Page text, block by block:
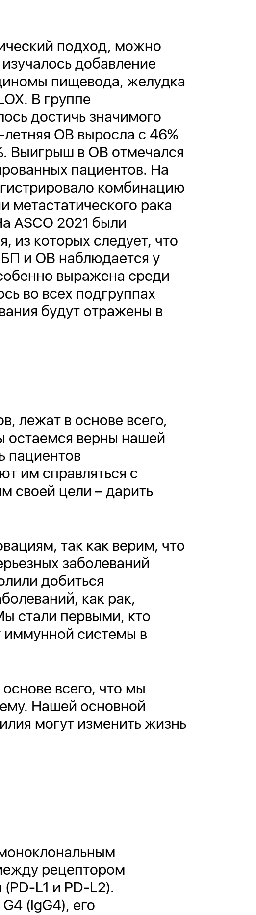
подход, можно
добавление
пищевода, желудка
В группе
достичь значимого
летняя ОВ выросла с 46%
Выигрыш в ОВ отмечался
пациентов. На
комбинацию
метастатического рака
ASCO 2021 были
из которых следует, что
и ОВ наблюдается у
выражена среди
во всех подгруппах
будут отражены в
лежат в основе всего,
остаемся верны нашей
пациентов
им справляться с
своей цели – дарить
так как верим, что
заболеваний
добиться
как рак,
стали первыми, кто
иммунной системы в
всего, что мы
Нашей основной
могут изменить жизнь
рецептором
L1 и PD-L2).
(IgG4), его